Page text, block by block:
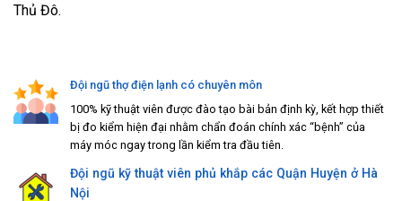
Thủ Đô.
Đội ngũ thợ điện lạnh có chuyên môn
100% kỹ thuật viên được đào tạo bài bản định kỳ, kết hợp thiết
bị đo kiểm hiện đại nhằm chẩn đoán chính xác “bệnh” của
máy móc ngay trong lần kiểm tra đầu tiên.
Đội ngũ kỹ thuật viên phủ khắp các Quận Huyện ở Hà
Nội